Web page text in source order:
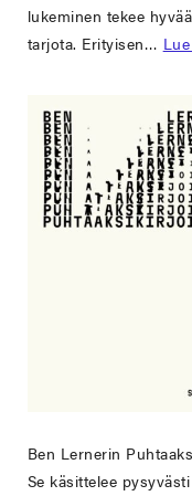
lukeminen tekee
tarjota. Erityisen…
Ben Lernerin
Se käsittelee